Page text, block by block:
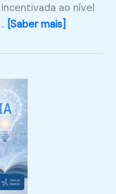
ao nível
[Saber mais]